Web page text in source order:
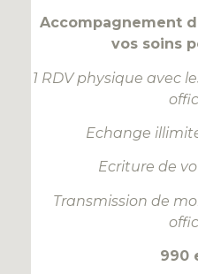
Accompagnement
vos soins
1 RDV physique avec
Echange
Ecriture de
Transmission de
990